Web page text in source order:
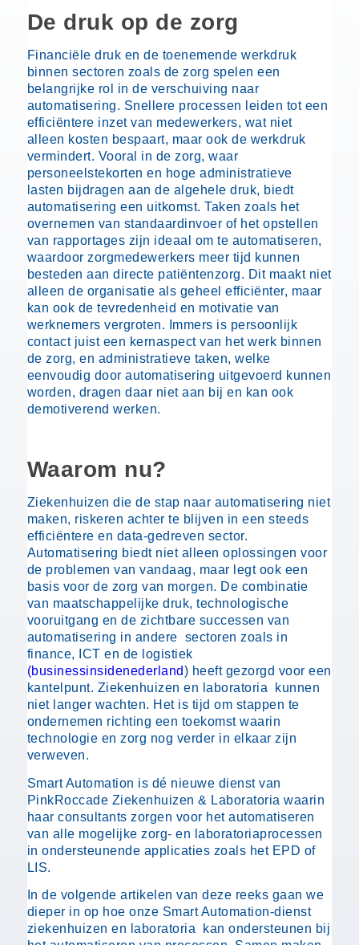
De druk op de zorg
Financiële druk en de toenemende werkdruk
binnen sectoren zoals de zorg spelen een
belangrijke rol in de verschuiving naar
automatisering. Snellere processen leiden tot een
efficiëntere inzet van medewerkers, wat niet
alleen kosten bespaart, maar ook de werkdruk
vermindert. Vooral in de zorg, waar
personeelstekorten en hoge administratieve
lasten bijdragen aan de algehele druk, biedt
automatisering een uitkomst. Taken zoals het
overnemen van standaardinvoer of het opstellen
van rapportages zijn ideaal om te automatiseren,
waardoor zorgmedewerkers meer tijd kunnen
besteden aan directe patiëntenzorg. Dit maakt niet
alleen de organisatie als geheel efficiënter, maar
kan ook de tevredenheid en motivatie van
werknemers vergroten. Immers is persoonlijk
contact juist een kernaspect van het werk binnen
de zorg, en administratieve taken, welke
eenvoudig door automatisering uitgevoerd kunnen
worden, dragen daar niet aan bij en kan ook
demotiverend werken.
Waarom nu?
Ziekenhuizen die de stap naar automatisering niet
maken, riskeren achter te blijven in een steeds
efficiëntere en data-gedreven sector.
Automatisering biedt niet alleen oplossingen voor
de problemen van vandaag, maar legt ook een
basis voor de zorg van morgen. De combinatie
van maatschappelijke druk, technologische
vooruitgang en de zichtbare successen van
automatisering in andere sectoren zoals in
finance, ICT en de logistiek
(businessinsidenederland) heeft gezorgd voor een
kantelpunt. Ziekenhuizen en laboratoria kunnen
niet langer wachten. Het is tijd om stappen te
ondernemen richting een toekomst waarin
technologie en zorg nog verder in elkaar zijn
verweven.
Smart Automation is dé nieuwe dienst van
PinkRoccade Ziekenhuizen & Laboratoria waarin
haar consultants zorgen voor het automatiseren
van alle mogelijke zorg- en laboratoriaprocessen
in ondersteunende applicaties zoals het EPD of
LIS.
In de volgende artikelen van deze reeks gaan we
dieper in op hoe onze Smart Automation-dienst
ziekenhuizen en laboratoria kan ondersteunen bij